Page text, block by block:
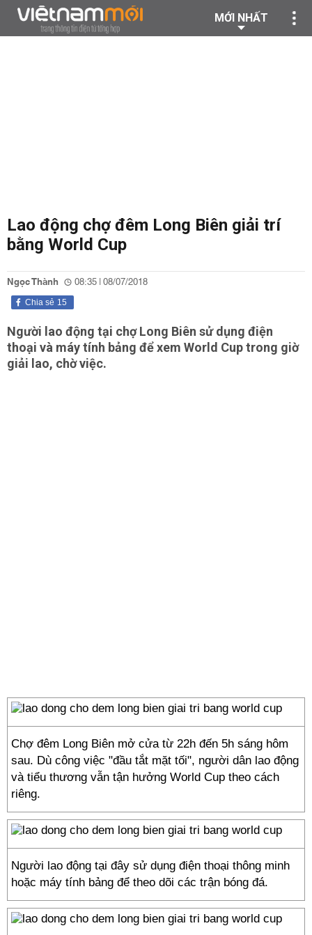
MỚI NHẤT
Lao động chợ đêm Long Biên giải trí
bằng World Cup
Ngọc Thành 08:35 | 08/07/2018
15
Chia sẻ
Người lao động tại chợ Long Biên sử dụng điện
thoại và máy tính bảng để xem World Cup trong giờ
giải lao, chờ việc.
Chợ đêm Long Biên mở cửa từ 22h đến 5h sáng hôm
sau. Dù công việc "đầu tắt mặt tối", người dân lao động
và tiểu thương vẫn tận hưởng World Cup theo cách
riêng.
Người lao động tại đây sử dụng điện thoại thông minh
hoặc máy tính bảng để theo dõi các trận bóng đá.